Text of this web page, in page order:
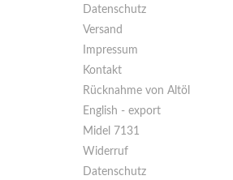
Datenschutz
Versand
Impressum
Kontakt
Rücknahme von Altöl
English - export
Midel 7131
Widerruf
Datenschutz